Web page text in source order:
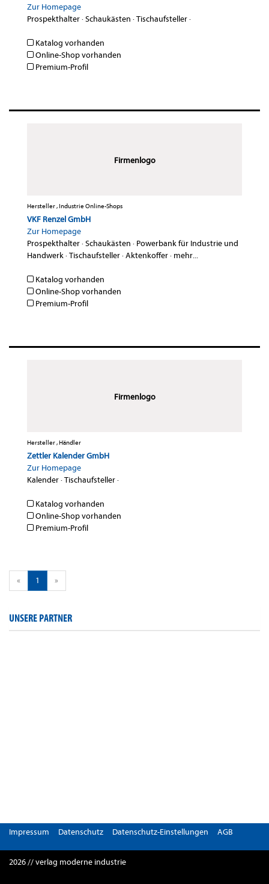
Zur Homepage
Prospekthalter·Schaukästen ·Tischaufsteller·
Katalog vorhanden
Online-Shop vorhanden
Premium-Profil
Firmenlogo
Hersteller , Industrie Online-Shops
VKF Renzel GmbH
Zur Homepage
Prospekthalter·Schaukästen · Powerbank für Industrie und
Handwerk·Tischaufsteller·Aktenkoffer· mehr...
Katalog vorhanden
Online-Shop vorhanden
Premium-Profil
Firmenlogo
Hersteller , Händler
Zettler Kalender GmbH
Zur Homepage
Kalender·Tischaufsteller·
Katalog vorhanden
Online-Shop vorhanden
Premium-Profil
« 1 »
UNSERE PARTNER
Impressum Datenschutz Datenschutz-Einstellungen AGB
2026 // verlag moderne industrie